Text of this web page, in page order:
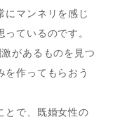
にマンネリを感じ
ているのです。
があるものを見つ
を作ってもらおう
とで、既婚女性の